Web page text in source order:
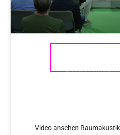
RAUMAKUSTIK
Video ansehen